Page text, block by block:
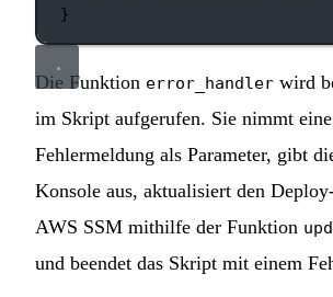
}
Die Funktion error_handler wird
im Skript aufgerufen. Sie nimmt eine
Fehlermeldung als Parameter, gibt
Konsole aus, aktualisiert den
AWS SSM mithilfe der Funktion
und beendet das Skript mit einem